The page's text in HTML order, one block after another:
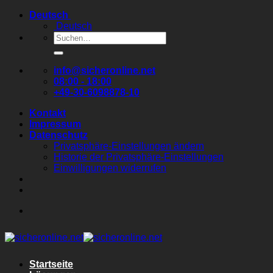
Zum
springen
Deutsch
Deutsch
Suchen
nach:
info@sicheronline.net
08:00 - 18:00
+49-30-6098878-10
Kontakt
Impressum
Datenschutz
Privatsphäre-Einstellungen ändern
Historie der Privatsphäre-Einstellungen
Einwilligungen widerrufen
Startseite